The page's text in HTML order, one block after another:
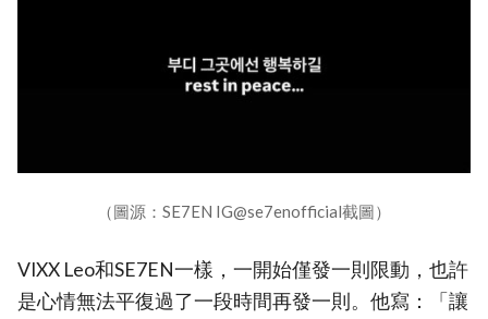
（圖源：SE7EN IG@se7enofficial截圖）
VIXX Leo和SE7EN一樣，一開始僅發一則限動，也許
是心情無法平復過了一段時間再發一則。他寫：「讓